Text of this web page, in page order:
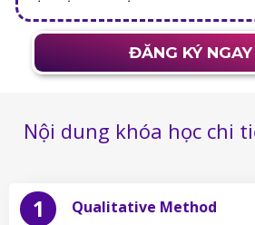
ĐĂNG KÝ NGAY
Nội dung khóa học chi
Qualitative Method
1